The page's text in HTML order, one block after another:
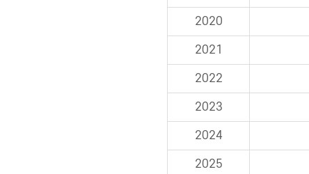
2020
2021
2022
2023
2024
2025